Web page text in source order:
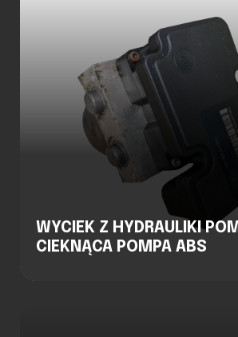
WYCIEK Z HYDRAULIKI
CIEKNĄCA POMPA ABS